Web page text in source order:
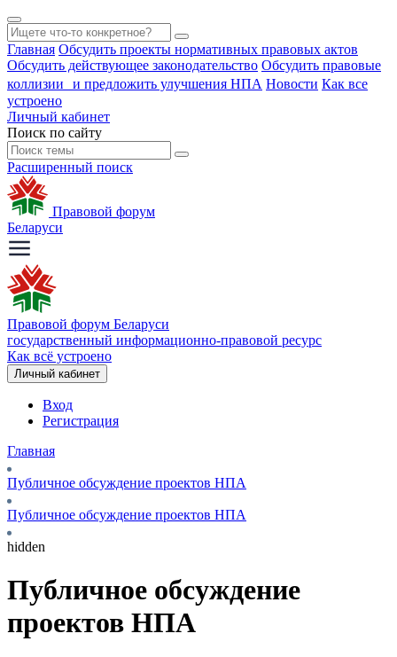
Главная Обсудить проекты нормативных правовых актов
Обсудить действующее законодательство Обсудить правовые
коллизии и предложить улучшения НПА Новости Как все
устроено
Личный кабинет
Поиск по сайту
Расширенный поиск
Правовой форум
Беларуси
Правовой форум Беларуси
государственный информационно-правовой ресурс
Как всё устроено
Личный кабинет
Вход
Регистрация
Главная
Публичное обсуждение проектов НПА
Публичное обсуждение проектов НПА
hidden
Публичное обсуждение
проектов НПА